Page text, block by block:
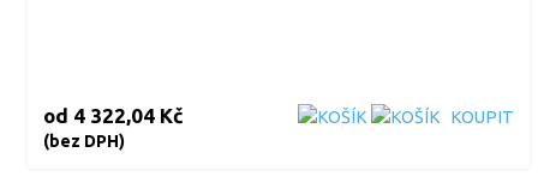
od 4 322,04 Kč
(bez DPH)
KOUPIT